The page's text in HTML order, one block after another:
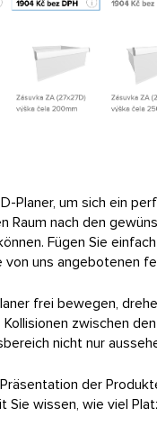
Planer, um sich ein
Raum nach den
Fügen Sie
von uns angebotenen
frei bewegen,
zwischen
nicht nur
der
wissen, wie viel